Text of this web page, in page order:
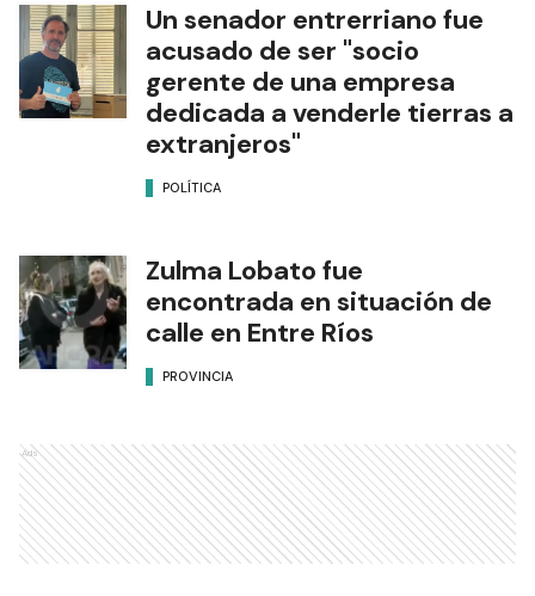
Un senador entrerriano fue
acusado de ser "socio
gerente de una empresa
dedicada a venderle tierras a
extranjeros"
POLÍTICA
Zulma Lobato fue
encontrada en situación de
calle en Entre Ríos
PROVINCIA
Ads